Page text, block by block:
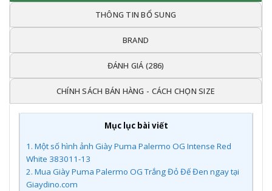
THÔNG TIN BỔ SUNG
BRAND
ĐÁNH GIÁ (286)
CHÍNH SÁCH BÁN HÀNG - CÁCH CHỌN SIZE
Mục lục bài viết
1. Một số hình ảnh Giày Puma Palermo OG Intense Red
White 383011-13
2. Mua Giày Puma Palermo OG Trắng Đỏ Đế Đen ngay tại
Giaydino.com